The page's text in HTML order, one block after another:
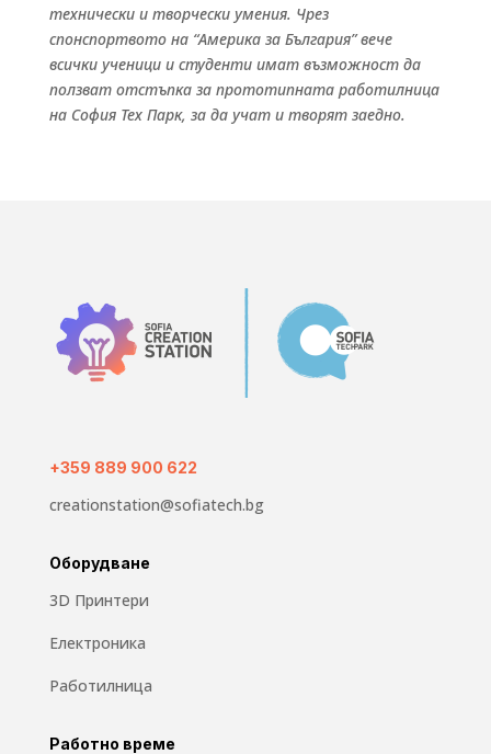
технически и творчески умения. Чрез
спонспортвото на “Америка за България” вече
всички ученици и студенти имат възможност да
ползват отстъпка за прототипната работилница
на София Тех Парк, за да учат и творят заедно.
+359 889 900 622
creationstation@sofiatech.bg
Оборудване
3D Принтери
Електроника
Работилница
Работно време